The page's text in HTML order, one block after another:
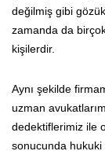
değilmiş gibi
zamanda da
kişilerdir.
Aynı şekilde
uzman
dedektiflerimiz ile
sonucunda